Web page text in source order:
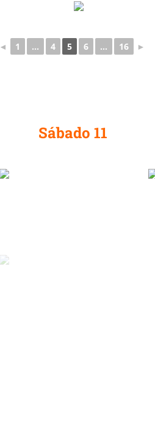
◄ 1 ... 4 5 6 ... 16 ►
Sábado 11